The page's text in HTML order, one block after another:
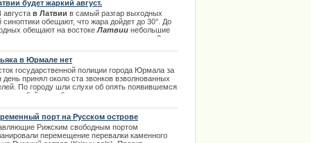
будет жаркий август.
августа в Латвии в самый разгар выходных
синоптики обещают, что жара дойдет до 30°. До
обещают на востокеЛатвии небольшие
а также утверждают, что температура до 3
к выходным станет уже значительно
Остальное в полном обзоре темы. |
в Юрмале нет
государственной полиции города Юрмала за
день принял около ста звонков взволнованных
По городу шли слухи об опять появившемся
- убийце якобы орудующем в городе.
информацию, подчеркнув, что слухи
безосновательны. | 10.11.2013
порт на Русском острове
Рижским свободным портом
перемещение перевалки каменного